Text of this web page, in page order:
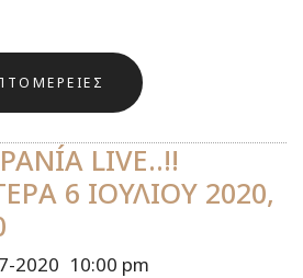
LIVE..!!
6 ΙΟΥΛΙΟΥ 2020,
2020 10:00 pm